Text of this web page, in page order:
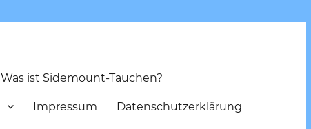
Was ist Sidemount-Tauchen?
Impressum Datenschutzerklärung